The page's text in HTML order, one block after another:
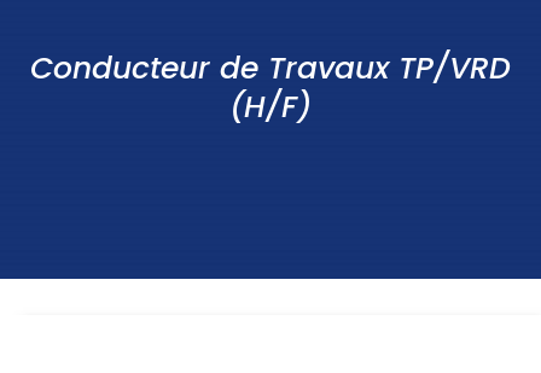
Contactez-nous
Conducteur de Travaux TP/VRD
(H/F)